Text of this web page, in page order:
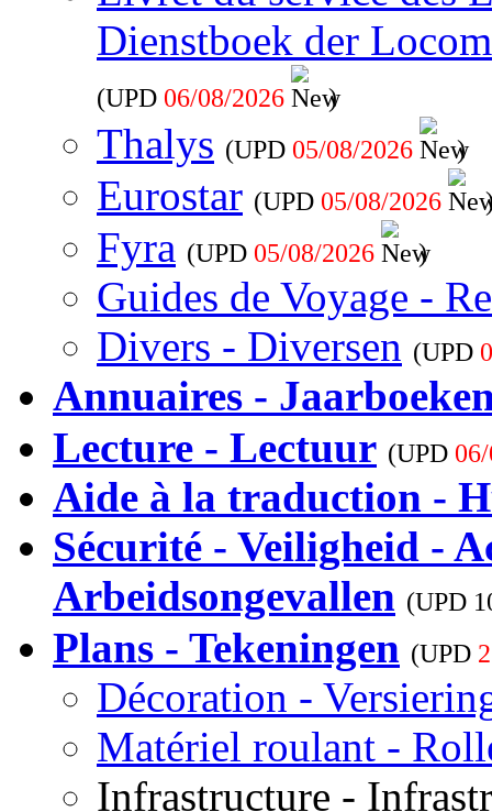
Dienstboek der
(UPD 06/08/2026 )
Thalys (UPD 05/08/2026 )
Eurostar (UPD 05/08/2026
Fyra (UPD 05/08/2026 )
Guides de Voyage -
Divers - Diversen (UPD
Annuaires -
Lecture - Lectuur (UPD
Aide à la traduction -
Sécurité - Veiligheid -
Arbeidsongevallen (UPD
Plans - Tekeningen (UPD
Décoration -
Matériel roulant -
Infrastructure -